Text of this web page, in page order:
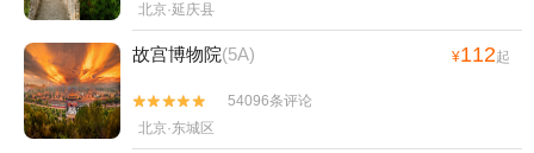
北京·延庆县
故宫博物院(5A) ¥112起


54096条评论
北京·东城区